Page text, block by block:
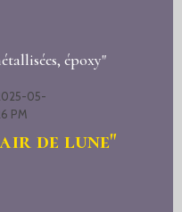
époxy"
de lune"